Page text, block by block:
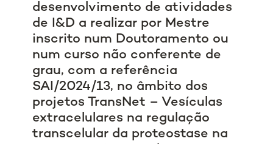
desenvolvimento de atividades
de I&D a realizar por Mestre
inscrito num Doutoramento ou
num curso não conferente de
grau, com a referência
SAI/2024/13, no âmbito dos
projetos TransNet – Vesículas
extracelulares na regulação
transcelular da proteostase na